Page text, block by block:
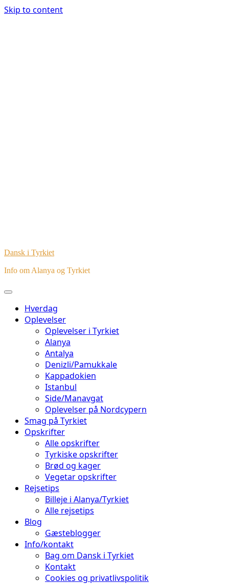
Skip to content
Dansk i Tyrkiet
Info om Alanya og Tyrkiet
Hverdag
Oplevelser
Oplevelser i Tyrkiet
Alanya
Antalya
Denizli/Pamukkale
Kappadokien
Istanbul
Side/Manavgat
Oplevelser på Nordcypern
Smag på Tyrkiet
Opskrifter
Alle opskrifter
Tyrkiske opskrifter
Brød og kager
Vegetar opskrifter
Rejsetips
Billeje i Alanya/Tyrkiet
Alle rejsetips
Blog
Gæsteblogger
Info/kontakt
Bag om Dansk i Tyrkiet
Kontakt
Cookies og privatlivspolitik